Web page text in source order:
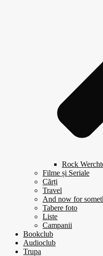
Rock
Filme și Seriale
Cărți
Travel
And now for
Tabere foto
Liste
Campanii
Bookclub
Audioclub
Trupa